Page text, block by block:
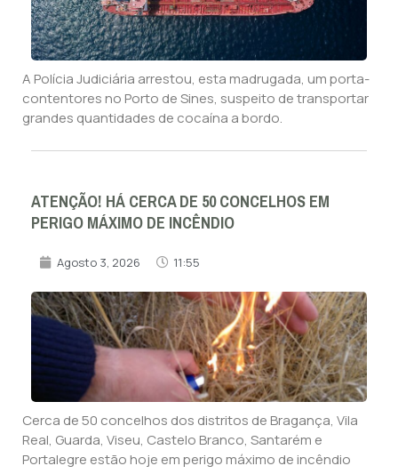
A Polícia Judiciária arrestou, esta madrugada, um porta-
contentores no Porto de Sines, suspeito de transportar
grandes quantidades de cocaína a bordo.
ATENÇÃO! HÁ CERCA DE 50 CONCELHOS EM
PERIGO MÁXIMO DE INCÊNDIO
Agosto 3, 2026 11:55
Cerca de 50 concelhos dos distritos de Bragança, Vila
Real, Guarda, Viseu, Castelo Branco, Santarém e
Portalegre estão hoje em perigo máximo de incêndio